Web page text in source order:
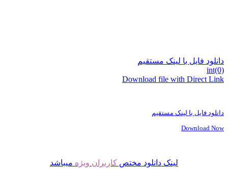
فایل با لینک مستقیم
Download file with Direct
فایل با لینک مستقیم
Download
لینک دانلود مختصکاربران ویژهمیباشد